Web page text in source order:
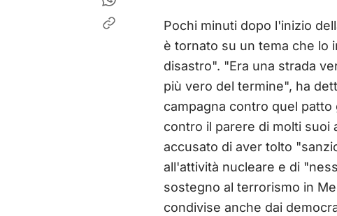
Pochi minuti dopo l'inizio
è tornato su un tema che lo
disastro". "Era una strada
più vero del termine", ha
campagna contro quel patto
contro il parere di molti suoi
accusato di aver tolto
all'attività nucleare e di
sostegno al terrorismo in
condivise anche dai